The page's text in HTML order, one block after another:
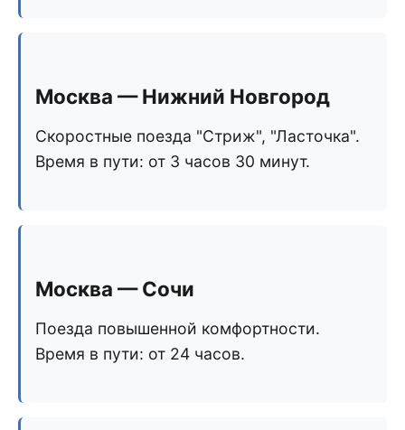
Москва — Нижний Новгород
Скоростные поезда "Стриж", "Ласточка".
Время в пути: от 3 часов 30 минут.
Москва — Сочи
Поезда повышенной комфортности.
Время в пути: от 24 часов.